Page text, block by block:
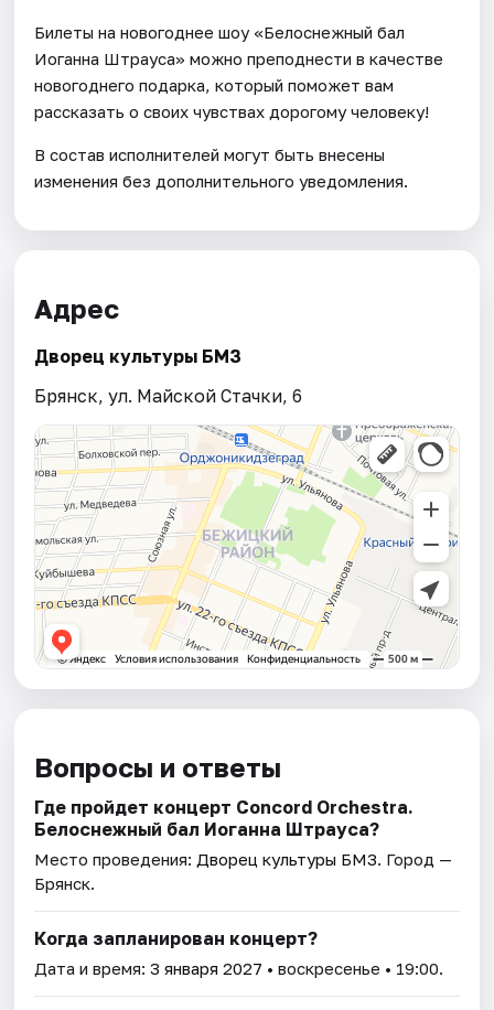
Билеты на новогоднее шоу «Белоснежный бал
Иоганна Штрауса» можно преподнести в качестве
новогоднего подарка, который поможет вам
рассказать о своих чувствах дорогому человеку!
В состав исполнителей могут быть внесены
изменения без дополнительного уведомления.
Адрес
Дворец культуры БМЗ
Брянск, ул. Майской Стачки, 6
Вопросы и ответы
Где пройдет концерт Concord Orchestra.
Белоснежный бал Иоганна Штрауса?
Место проведения: Дворец культуры БМЗ. Город —
Брянск.
Когда запланирован концерт?
Дата и время:3 января 2027 • воскресенье • 19:00.